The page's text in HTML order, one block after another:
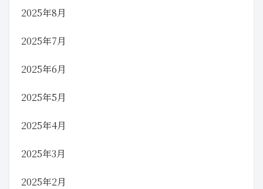
2025年8月
2025年7月
2025年6月
2025年5月
2025年4月
2025年3月
2025年2月